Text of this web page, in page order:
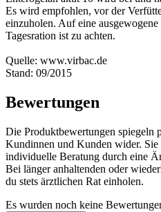
Es wird empfohlen, vor der
einzuholen. Auf eine
Tagesration ist zu achten.
Quelle: www.virbac.de
Stand: 09/2015
Bewertungen
Die Produktbewertungen spiegeln
Kundinnen und Kunden wider. Sie
individuelle Beratung durch eine
Bei länger anhaltenden oder
du stets ärztlichen Rat einholen.
Es wurden noch keine